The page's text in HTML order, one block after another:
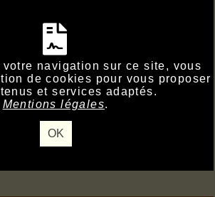
votre navigation sur ce site, vous
de cookies pour vous proposer
et services adaptés.
Mentions légales.
OK